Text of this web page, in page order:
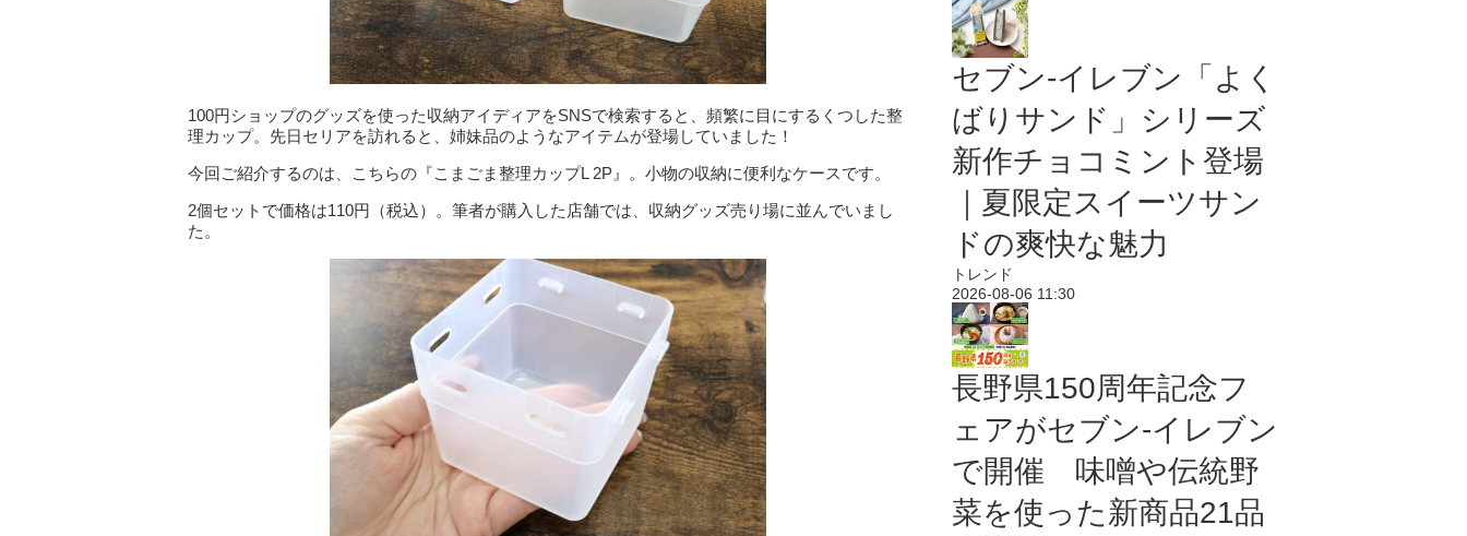
100円ショップのグッズを使った収納アイディアをSNSで検索すると、頻繁に目にするくつした整
理カップ。先日セリアを訪れると、姉妹品のようなアイテムが登場していました！
今回ご紹介するのは、こちらの『こまごま整理カップL 2P』。小物の収納に便利なケースです。
2個セットで価格は110円（税込）。筆者が購入した店舗では、収納グッズ売り場に並んでいまし
た。
セブン‐イレブン「よく
ばりサンド」シリーズ
新作チョコミント登場
｜夏限定スイーツサン
ドの爽快な魅力
トレンド
2026-08-06 11:30
長野県150周年記念フ
ェアがセブン-イレブン
で開催 味噌や伝統野
菜を使った新商品21品